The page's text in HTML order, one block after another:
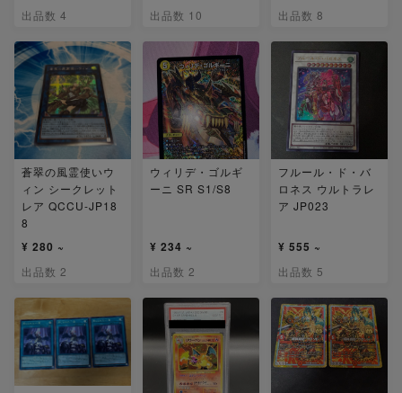
出品数 4 出品数 10 出品数 8
蒼翠の風霊使いウ
ィン シークレット
レア QCCU-JP18
8
¥ 280 ~
出品数 2
ウィリデ・ゴルギ
ーニ SR S1/S8
¥ 234 ~
出品数 2
フルール・ド・バ
ロネス ウルトラレ
ア JP023
¥ 555 ~
出品数 5